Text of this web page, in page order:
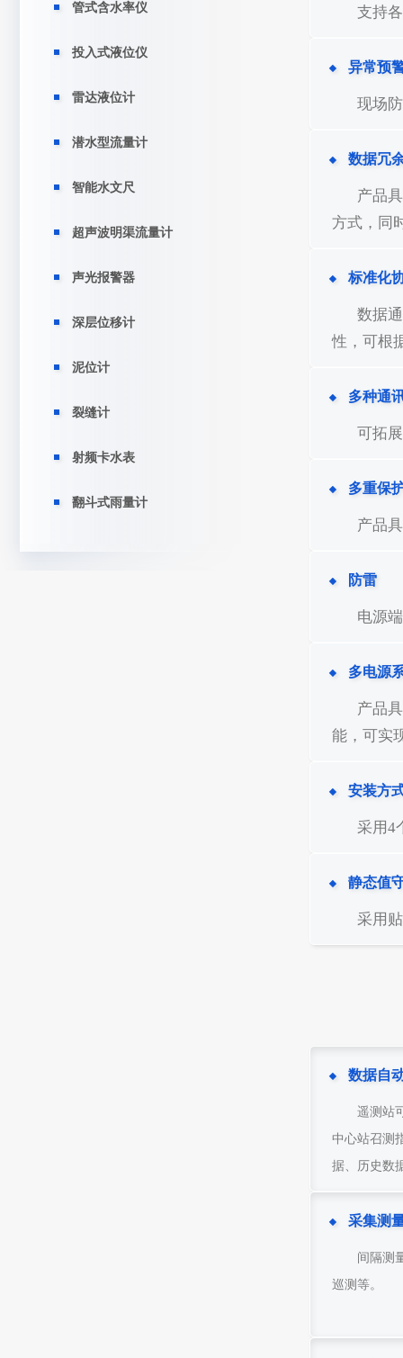
管式含水率仪
投入式液位仪
雷达液位计
潜水型流量计
智能水文尺
超声波明渠流量计
声光报警器
深层位移计
泥位计
裂缝计
射频卡水表
翻斗式雨量计
支持
异常预
现场
数据冗
产品
方式，同
标准化
数据
性，可根
多种通
可拓
多重保
产品
防雷
电源
多电源
产品
能，可实
安装方
采用4
静态值
采用
数据自
遥测站
中心站召测
据、历史数
采集测
间隔测
巡测等。